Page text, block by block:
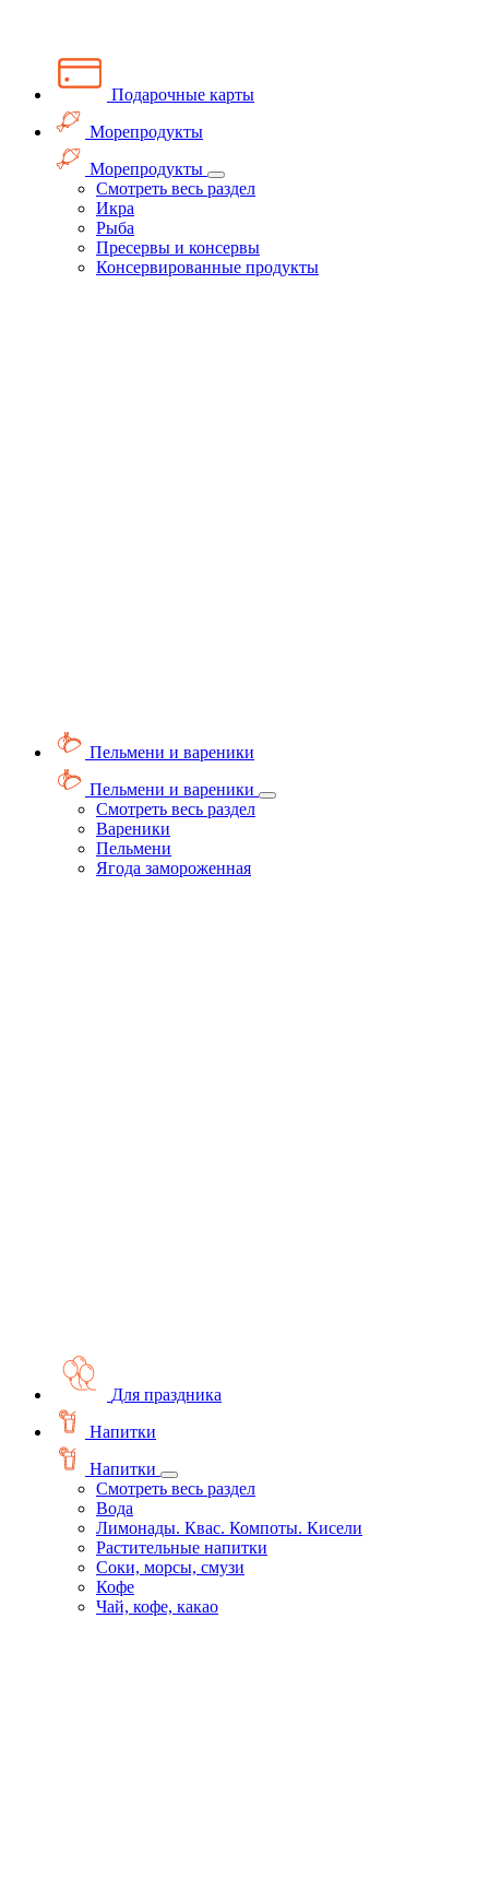
Подарочные карты
Морепродукты
Морепродукты
Смотреть весь раздел
Икра
Рыба
Пресервы и консервы
Консервированные продукты
Пельмени и вареники
Пельмени и вареники
Смотреть весь раздел
Вареники
Пельмени
Ягода замороженная
Для праздника
Напитки
Напитки
Смотреть весь раздел
Вода
Лимонады. Квас. Компоты. Кисели
Растительные напитки
Соки, морсы, смузи
Кофе
Чай, кофе, какао